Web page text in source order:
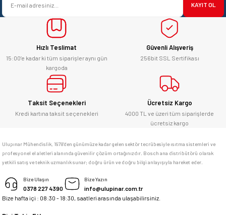
Ürün fiyatı diğer sitelerden daha pahalı.
Bu ürüne benzer farklı alternatifler olmalı.
başarılı. hayırlı işler. teşekkürler.
yücel çağatay uzun | 12/06/2026
Kesinlikle orjinal ürün, güvenerek
alabilirsiniz.
E... Ü... | 10/06/2026
Bosch marka alet alacaksam kesinlikle
adresim Ulupınar.com.tr
memnun kaldım
Deneyimini Paylaş
KAYIT OL
Hızlı Teslimat
15:00’e kadar ki tüm siparişler aynı gün
kargoda
Güvenli Alışveriş
256bit SSL Sertifikası
Taksit Seçenekleri
Kredi kartına taksit seçenekleri
Ücretsiz Kargo
4000 TL ve üzeri tüm siparişlerde
ücretsiz kargo
Ulupınar Mühendislik, 1978'den günümüze kadar gelen sektör tecrübesiyle ısıtma sistemleri ve
profesyonel el aletleri alanında güvenilir çözüm ortağınızdır. Bosch ana distribütörü olarak
yetkili satış ve teknik uzmanlık sunar; doğru ürün ve doğru bilgi anlayışıyla hareket eder.
Bize Ulaşın
0378 227 4390
Bize Yazın
info@ulupinar.com.tr
Bize hafta içi : 08:30 - 18:30, saatleri arasında ulaşabilirsiniz.